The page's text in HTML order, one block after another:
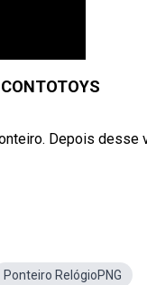
Depois desse
Ponteiro RelógioPNG